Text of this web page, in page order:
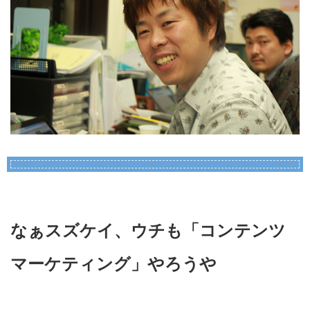
なぁスズケイ、ウチも「コンテンツ
マーケティング」やろうや